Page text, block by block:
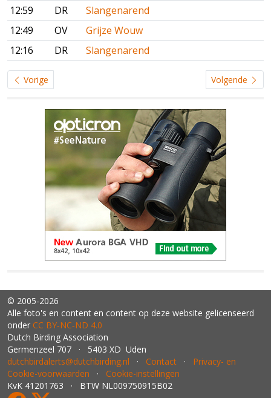
12:59
DR
Slangenarend
12:49
OV
Grijze Wouw
12:16
DR Slangenarend
Vorige Volgende
© 2005-2026
Alle foto's en content en content op deze website gelicenseerd
onder CC BY‑NC‑ND 4.0
Dutch Birding Association
Germenzeel 707 · 5403 XD Uden
dutchbirdalerts@dutchbirding.nl · Contact · Privacy- en
Cookie-voorwaarden · Cookie-instellingen
KvK 41201763 · BTW NL009750915B02